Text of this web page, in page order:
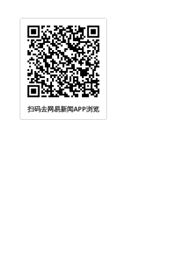
扫码去网易新闻APP浏览